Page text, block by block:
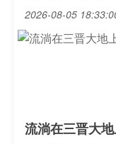
2026-08-05
流淌在三晋大